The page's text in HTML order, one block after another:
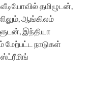
தமிழுடன்,
ஆங்கிலம்
இந்தியா
மேற்பட்ட நாடுகள்
ஸ்ட்ரீமிங்